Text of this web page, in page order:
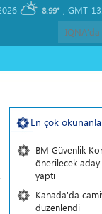
GMT-
8.99°
En çok
BM Güvenlik
önerilecek aday
yaptı
Kanada'da
düzenlendi